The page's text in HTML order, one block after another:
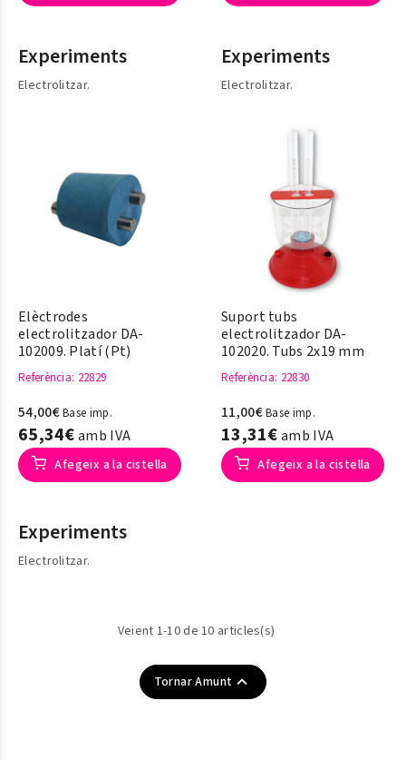
Experiments
Electrolitzar.
Experiments
Electrolitzar.
Elèctrodes
electrolitzador DA-
102009. Platí (Pt)
Referència: 22829
54,00€Base imp.
65,34€amb IVA
Afegeix a la cistella
Experiments
Electrolitzar.
Suport tubs
electrolitzador DA-
102020. Tubs 2x19 mm
Referència: 22830
11,00€Base imp.
13,31€amb IVA
Afegeix a la cistella
Veient 1-10 de 10 articles(s)
Tornar Amunt 